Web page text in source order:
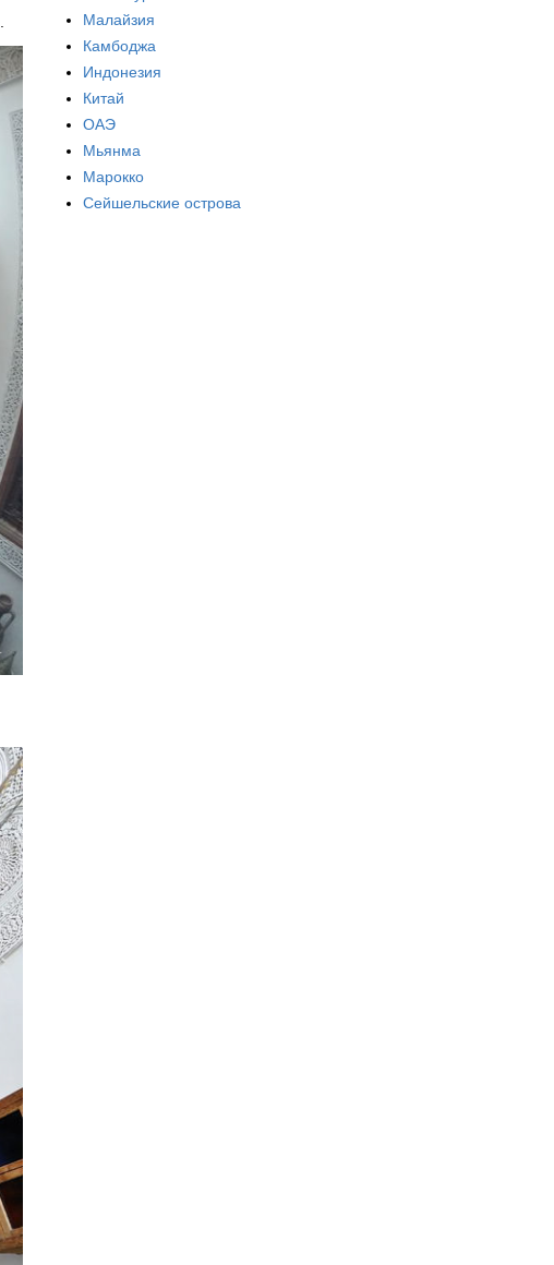
Малайзия
Камбоджа
Индонезия
Китай
ОАЭ
Мьянма
Марокко
Сейшельские острова